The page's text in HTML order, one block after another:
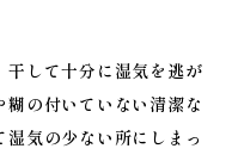
干して十分に湿気を逃が
の付いていない清潔な
気の少ない所にしまっ